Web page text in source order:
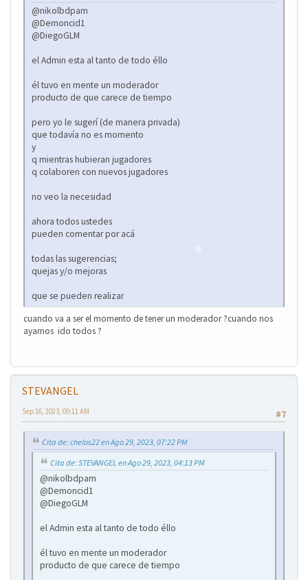
@nikolbdpam
@Demoncid1
@DiegoGLM
el Admin esta al tanto de todo éllo
él tuvo en mente un moderador
producto de que carece de tiempo
pero yo le sugerí (de manera privada)
que todavía no es momento
y
q mientras hubieran jugadores
q colaboren con nuevos jugadores
no veo la necesidad
ahora todos ustedes
pueden comentar por acá
todas las sugerencias;
quejas y/o mejoras
que se pueden realizar
cuando va a ser el momento de tener un moderador ?cuando nos
ayamos ido todos ?
STEVANGEL
#7
Sep 16, 2023, 09:11 AM
Cita de: chelos22 en Ago 29, 2023, 07:22 PM
Cita de: STEVANGEL en Ago 29, 2023, 04:13 PM
@nikolbdpam
@Demoncid1
@DiegoGLM
el Admin esta al tanto de todo éllo
él tuvo en mente un moderador
producto de que carece de tiempo
❄